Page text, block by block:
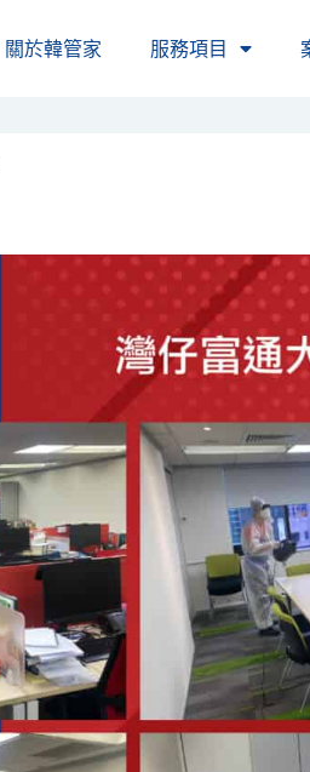
關於韓管家​ 服務項目